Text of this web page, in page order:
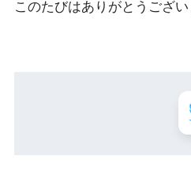
このたびはありがとうござい